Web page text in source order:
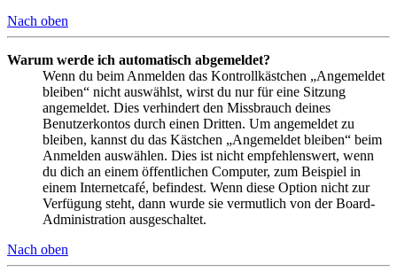
Nach oben
Warum werde ich automatisch abgemeldet?
Wenn du beim Anmelden das Kontrollkästchen „Angemeldet
bleiben“ nicht auswählst, wirst du nur für eine Sitzung
angemeldet. Dies verhindert den Missbrauch deines
Benutzerkontos durch einen Dritten. Um angemeldet zu
bleiben, kannst du das Kästchen „Angemeldet bleiben“ beim
Anmelden auswählen. Dies ist nicht empfehlenswert, wenn
du dich an einem öffentlichen Computer, zum Beispiel in
einem Internetcafé, befindest. Wenn diese Option nicht zur
Verfügung steht, dann wurde sie vermutlich von der Board-
Administration ausgeschaltet.
Nach oben